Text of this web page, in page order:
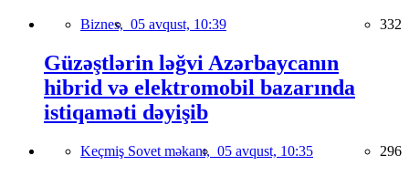
Biznes, 05 avqust, 10:39 332
Güzəştlərin ləğvi Azərbaycanın
hibrid və elektromobil bazarında
istiqaməti dəyişib
Keçmiş Sovet məkanı, 05 avqust, 10:35 296